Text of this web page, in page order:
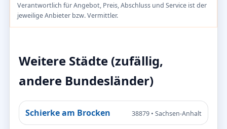
Verantwortlich für Angebot, Preis, Abschluss und Service ist der
jeweilige Anbieter bzw. Vermittler.
Weitere Städte (zufällig,
andere Bundesländer)
Schierke am Brocken 38879 • Sachsen-Anhalt